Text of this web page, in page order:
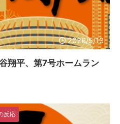
2026/5/13
翔平、第7号ホームラン
反応